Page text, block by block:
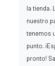
la tienda.
nuestro
tenemos
punto.
pronto!